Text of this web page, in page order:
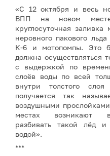
«С 12 октября и весь
ВПП на новом месте.
круглосуточная
неровного пакового
К-6 и мотопомпы. Это
должна осуществляться
с выдержкой по
слоёв воды по всей
внутри толстого
получается так
воздушными
местах возникают
разбивать такой лёд
водой».
***